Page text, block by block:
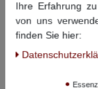
Diese
Ihre Erfahrung
von uns
finden Sie hier: